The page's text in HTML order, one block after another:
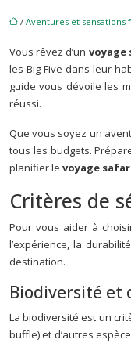
/ Aventures et sensations
Vous rêvez d’un voyage
les Big Five dans leur
guide vous dévoile les
réussi.
Que vous soyez un
tous les budgets.
planifier le voyage
Critères de
Pour vous aider à
l’expérience, la
destination.
Biodiversité et
La biodiversité est un
buffle) et d’autres